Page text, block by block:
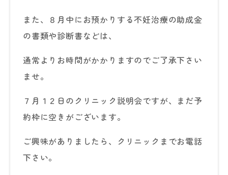
また、８月中にお預かりする不妊治療の助成金
の書類や診断書などは、
通常よりお時間がかかりますのでご了承下さい
ませ。
７月１２日のクリニック説明会ですが、まだ予
約枠に空きがございます。
ご興味がありましたら、クリニックまでお電話
下さい。